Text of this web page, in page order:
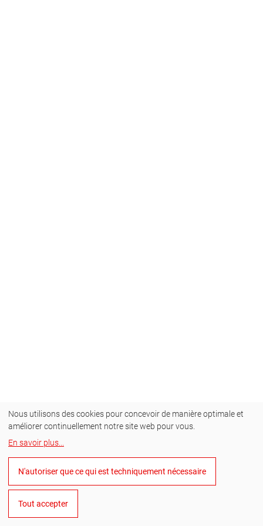
Nous utilisons des cookies pour concevoir de manière optimale et
améliorer continuellement notre site web pour vous.
En savoir plus
N'autoriser que ce qui est techniquement nécessaire
Tout accepter